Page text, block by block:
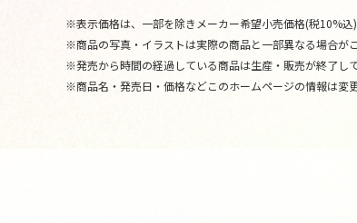
※表示価格は、一部を除きメーカー希望小売価格(税10%込
※商品の写真・イラストは実際の商品と一部異なる場合が
※発売から時間の経過している商品は生産・販売が終了し
※商品名・発売日・価格などこのホームページの情報は変